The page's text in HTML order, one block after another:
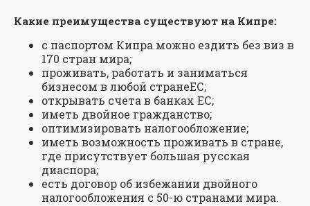
Какие преимущества существуют на Кипре:
с паспортом Кипра можно ездить без виз в
170 стран мира;
проживать, работать и заниматься
бизнесом в любой странеЕС;
открывать счета в банках ЕС;
иметь двойное гражданство;
оптимизировать налогообложение;
иметь возможность проживать в стране,
где присутствует большая русская
диаспора;
есть договор об избежании двойного
налогообложения с 50-ю странами мира.